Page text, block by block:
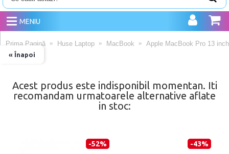
MENIU
« Înapoi
Prima Pagină Huse Laptop MacBook Apple MacBook Pro 13 inch
Acest produs este indisponibil momentan. Iti
recomandam urmatoarele alternative aflate
in stoc:
-52% -43%